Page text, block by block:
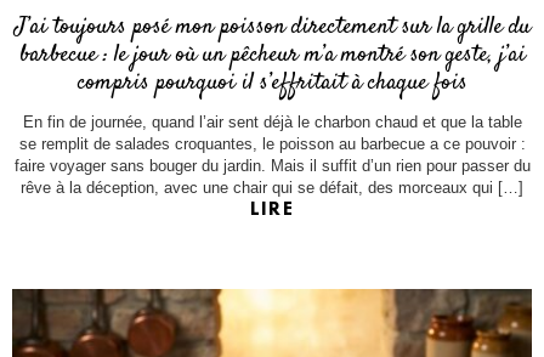
J’ai toujours posé mon poisson directement sur la grille du
barbecue : le jour où un pêcheur m’a montré son geste, j’ai
compris pourquoi il s’effritait à chaque fois
En fin de journée, quand l’air sent déjà le charbon chaud et que la table
se remplit de salades croquantes, le poisson au barbecue a ce pouvoir :
faire voyager sans bouger du jardin. Mais il suffit d’un rien pour passer du
rêve à la déception, avec une chair qui se défait, des morceaux qui […]
LIRE